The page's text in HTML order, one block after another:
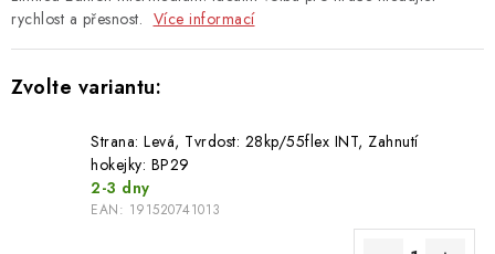
TRÉNINK
info@hockeyshopteplice.cz
+420 728 784 925 (po–pá: 14:00–18:00)
rychlost a přesnost. Více informací
Strana: Levá, Tvrdost: 28kp/55flex INT, Zahnutí
hokejky: BP29
2-3 dny
EAN: 191520741013